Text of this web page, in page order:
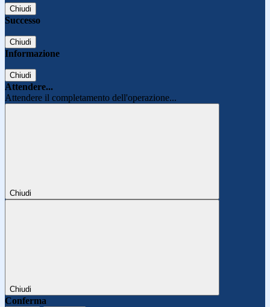
Chiudi
Successo
Chiudi
Informazione
Chiudi
Attendere...
Attendere il completamento dell'operazione...
Chiudi
Chiudi
Conferma